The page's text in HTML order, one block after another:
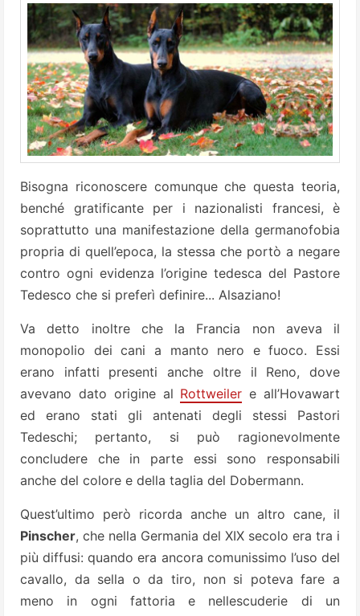
Bisogna riconoscere comunque che questa teoria,
benché gratificante per i nazionalisti francesi, è
soprattutto una manifestazione della germanofobia
propria di quell’epoca, la stessa che portò a negare
contro ogni evidenza l’origine tedesca del Pastore
Tedesco che si preferì definire... Alsaziano!
Va detto inoltre che la Francia non aveva il
monopolio dei cani a manto nero e fuoco. Essi
erano infatti presenti anche oltre il Reno, dove
avevano dato origine al Rottweiler e all’Hovawart
ed erano stati gli antenati degli stessi Pastori
Tedeschi; pertanto, si può ragionevolmente
concludere che in parte essi sono responsabili
anche del colore e della taglia del Dobermann.
Quest’ultimo però ricorda anche un altro cane, il
Pinscher, che nella Germania del XIX secolo era tra i
più diffusi: quando era ancora comunissimo l’uso del
cavallo, da sella o da tiro, non si poteva fare a
meno in ogni fattoria e nellescuderie di un